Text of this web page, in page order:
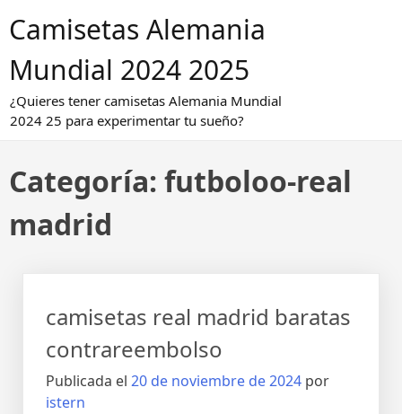
alCamisetas Alemania
Mundial 2024 2025
¿Quieres tener camisetas Alemania Mundial
2024 25 para experimentar tu sueño?
Categoría: futboloo-real
madrid
camisetas real madrid baratas
contrareembolso
Publicada el 20 de noviembre de 2024 por
istern